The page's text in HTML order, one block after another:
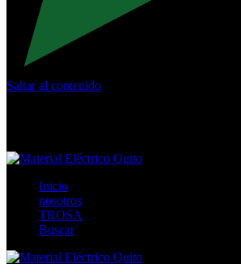
Saltar al contenido
Inicio
nosotros
TROSA
Buscar